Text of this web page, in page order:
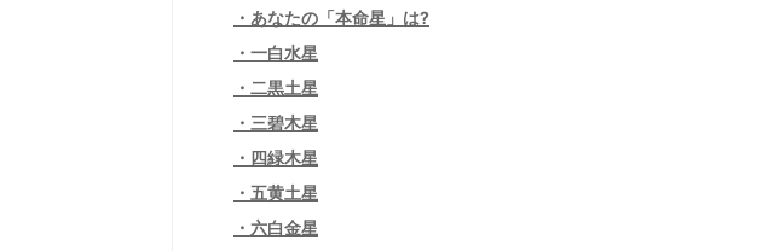
あなたの「本命星」は?
一白水星
二黒土星
三碧木星
四緑木星
五黄土星
六白金星